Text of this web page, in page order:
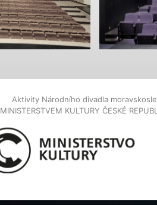
Aktivity Národního divadla
MINISTERSTVEM KULTURY ČESKÉ